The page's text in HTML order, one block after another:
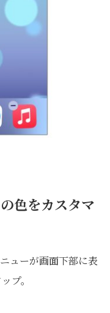
色をカスタマ
ューが画面下部に表
プ。